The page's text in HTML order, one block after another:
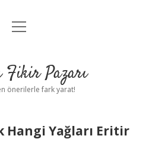
Anasayfa
Uyarı
menüyü
Fikir Pazarı
önerilerle fark yarat!
Hangi Yağları Eritir